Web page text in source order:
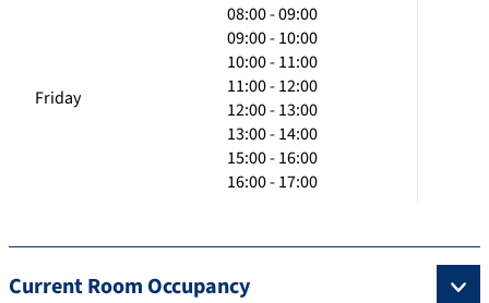
Friday
08:00 - 09:00
09:00 - 10:00
10:00 - 11:00
11:00 - 12:00
12:00 - 13:00
13:00 - 14:00
15:00 - 16:00
16:00 - 17:00
Current Room Occupancy